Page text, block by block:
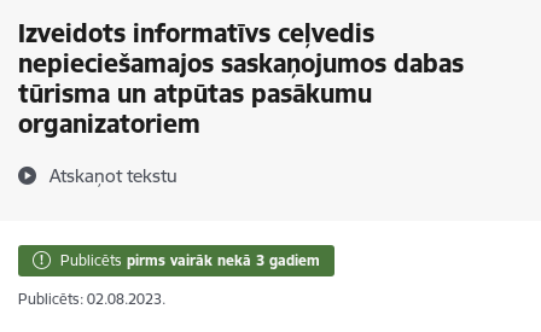
Izveidots informatīvs ceļvedis
nepieciešamajos saskaņojumos dabas
tūrisma un atpūtas pasākumu
organizatoriem
Atskaņot tekstu
Publicēts pirms vairāk nekā 3 gadiem
Publicēts: 02.08.2023.